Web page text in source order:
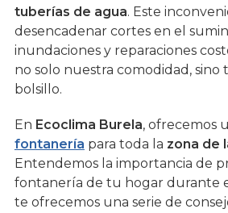
tuberías de agua. Este
desencadenar cortes en el
inundaciones y reparaciones
no solo nuestra comodidad,
bolsillo.
En Ecoclima Burela, ofrecemos
fontanería para toda la zona de
Entendemos la importancia de
fontanería de tu hogar durante
te ofrecemos una serie de